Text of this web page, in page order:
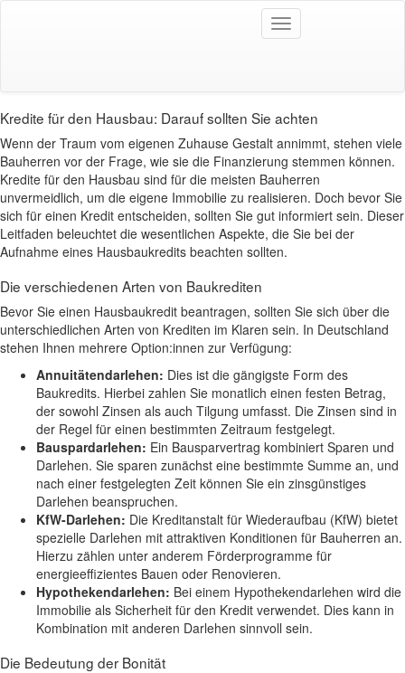
Toggle
navigation
Kredite für den Hausbau: Darauf sollten Sie achten
Wenn der Traum vom eigenen Zuhause Gestalt annimmt, stehen viele
Bauherren vor der Frage, wie sie die Finanzierung stemmen können.
Kredite für den Hausbau sind für die meisten Bauherren
unvermeidlich, um die eigene Immobilie zu realisieren. Doch bevor Sie
sich für einen Kredit entscheiden, sollten Sie gut informiert sein. Dieser
Leitfaden beleuchtet die wesentlichen Aspekte, die Sie bei der
Aufnahme eines Hausbaukredits beachten sollten.
Die verschiedenen Arten von Baukrediten
Bevor Sie einen Hausbaukredit beantragen, sollten Sie sich über die
unterschiedlichen Arten von Krediten im Klaren sein. In Deutschland
stehen Ihnen mehrere Option:innen zur Verfügung:
Annuitätendarlehen: Dies ist die gängigste Form des
Baukredits. Hierbei zahlen Sie monatlich einen festen Betrag,
der sowohl Zinsen als auch Tilgung umfasst. Die Zinsen sind in
der Regel für einen bestimmten Zeitraum festgelegt.
Bauspardarlehen: Ein Bausparvertrag kombiniert Sparen und
Darlehen. Sie sparen zunächst eine bestimmte Summe an, und
nach einer festgelegten Zeit können Sie ein zinsgünstiges
Darlehen beanspruchen.
KfW-Darlehen: Die Kreditanstalt für Wiederaufbau (KfW) bietet
spezielle Darlehen mit attraktiven Konditionen für Bauherren an.
Hierzu zählen unter anderem Förderprogramme für
energieeffizientes Bauen oder Renovieren.
Hypothekendarlehen: Bei einem Hypothekendarlehen wird die
Immobilie als Sicherheit für den Kredit verwendet. Dies kann in
Kombination mit anderen Darlehen sinnvoll sein.
Die Bedeutung der Bonität